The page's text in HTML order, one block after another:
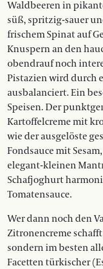
Waldbeeren in
süß, spritzig-sauer
frischem Spinat auf
Knuspern an den
obendrauf noch
Pistazien wird durch
ausbalanciert. Ein
Speisen. Der
Kartoffelcreme mit
wie der ausgelöste
Fondsauce mit
elegant-kleinen
Schafjoghurt
Tomatensauce.
Wer dann noch den
Zitronencreme
sondern im besten
Facetten türkischer